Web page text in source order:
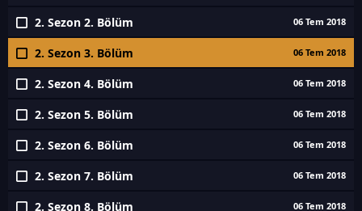
2. Sezon 2. Bölüm 06 Tem 2018
2. Sezon 3. Bölüm 06 Tem 2018
2. Sezon 4. Bölüm 06 Tem 2018
2. Sezon 5. Bölüm 06 Tem 2018
2. Sezon 6. Bölüm 06 Tem 2018
2. Sezon 7. Bölüm 06 Tem 2018
2. Sezon 8. Bölüm 06 Tem 2018